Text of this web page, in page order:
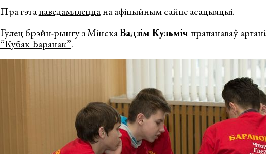
Пра гэтапаведамляеццана афіцыйным сайце асацыяцыі.
Гулец брэйн-рынгу з МінскаВадзім Кузьміч прапанаваў
“Кубак Баранак”.